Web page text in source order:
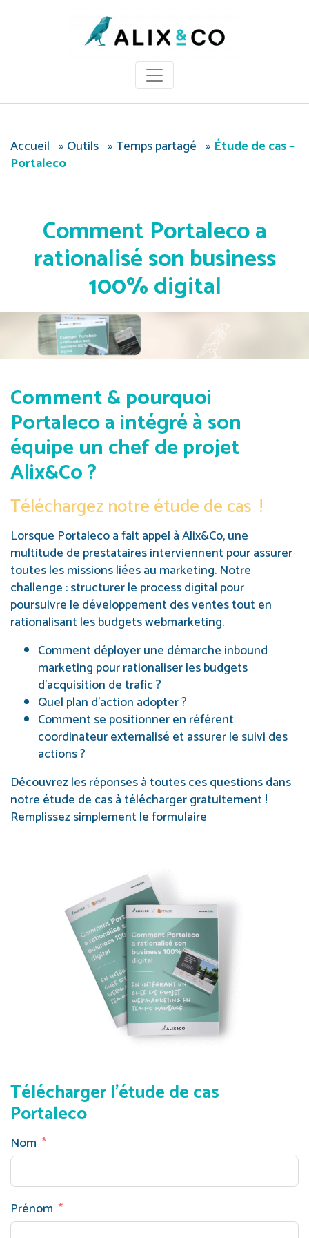
Accueil » Outils » Temps partagé » Étude de cas –
Portaleco
Comment Portaleco a
rationalisé son business
100% digital
Comment & pourquoi
Portaleco a intégré à son
équipe un chef de projet
Alix&Co ?
Téléchargez notre étude de cas !
Lorsque Portaleco a fait appel à Alix&Co, une
multitude de prestataires interviennent pour assurer
toutes les missions liées au marketing. Notre
challenge : structurer le process digital pour
poursuivre le développement des ventes tout en
rationalisant les budgets webmarketing.
Comment déployer une démarche inbound
marketing pour rationaliser les budgets
d’acquisition de trafic ?
Quel plan d’action adopter ?
Comment se positionner en référent
coordinateur externalisé et assurer le suivi des
actions ?
Découvrez les réponses à toutes ces questions dans
notre étude de cas à télécharger gratuitement !
Remplissez simplement le formulaire
Télécharger l’étude de cas
Portaleco
Nom
Prénom